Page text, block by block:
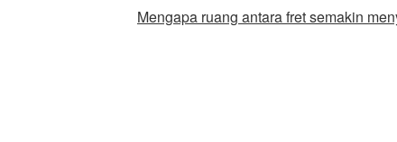
Mengapa ruang antara fret semakin